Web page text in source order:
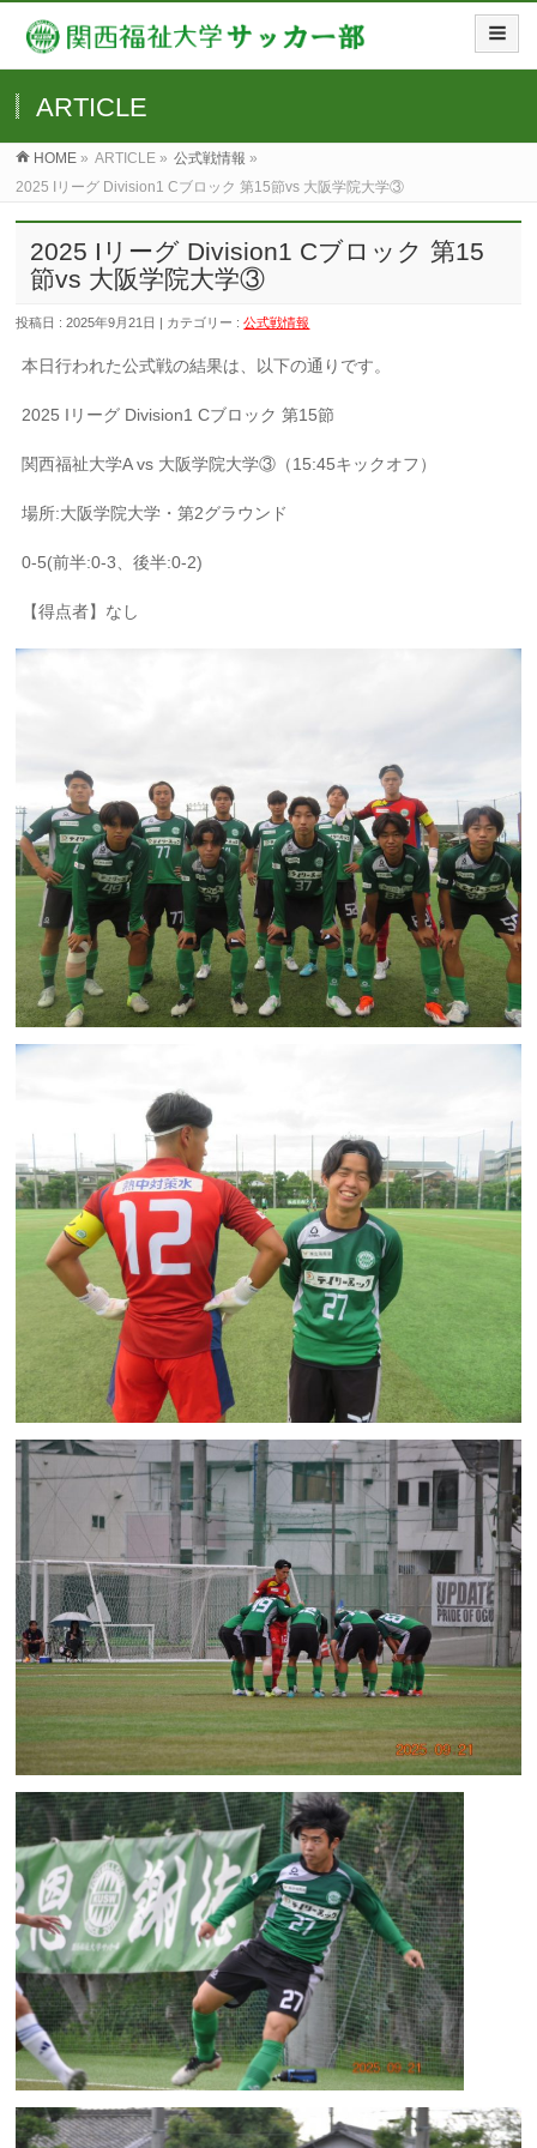
ARTICLE
HOME » ARTICLE » 公式戦情報 »
2025 Iリーグ Division1 Cブロック 第15節vs 大阪学院大学③
2025 Iリーグ Division1 Cブロック 第15
節vs 大阪学院大学③
投稿日 : 2025年9月21日 | カテゴリー :公式戦情報
本日行われた公式戦の結果は、以下の通りです。
2025 Iリーグ Division1 Cブロック 第15節
関西福祉大学A vs 大阪学院大学③（15:45キックオフ）
場所:大阪学院大学・第2グラウンド
0-5(前半:0-3、後半:0-2)
【得点者】なし